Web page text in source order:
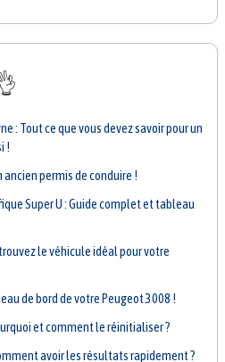
: Tout ce que vous devez savoir pour un
!
permis de conduire !
Super U : Guide complet et tableau
le véhicule idéal pour votre
de bord de votre Peugeot 3008 !
et comment le réinitialiser ?
avoir les résultats rapidement ?